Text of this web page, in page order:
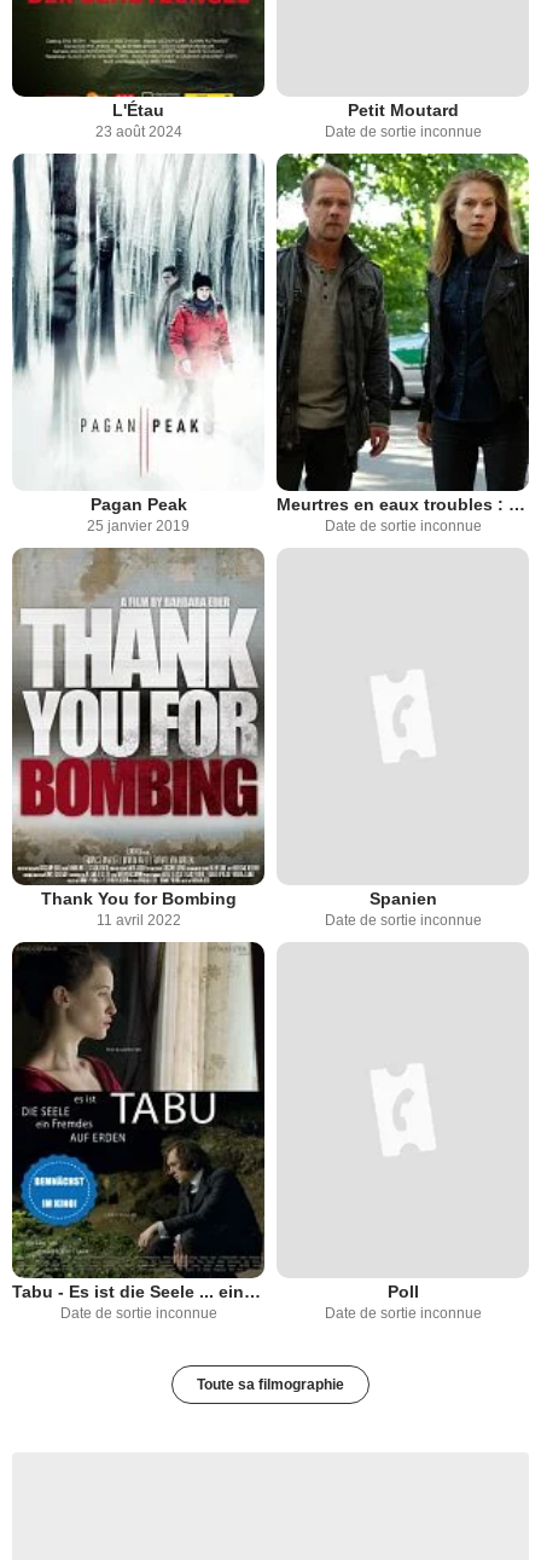
L'Étau
23 août 2024
Petit Moutard
Date de sortie inconnue
Pagan Peak
25 janvier 2019
Meurtres en eaux troubles : La momie de cire
Date de sortie inconnue
Thank You for Bombing
11 avril 2022
Spanien
Date de sortie inconnue
Tabu - Es ist die Seele ... ein Fremdes auf Erden
Date de sortie inconnue
Poll
Date de sortie inconnue
Toute sa filmographie